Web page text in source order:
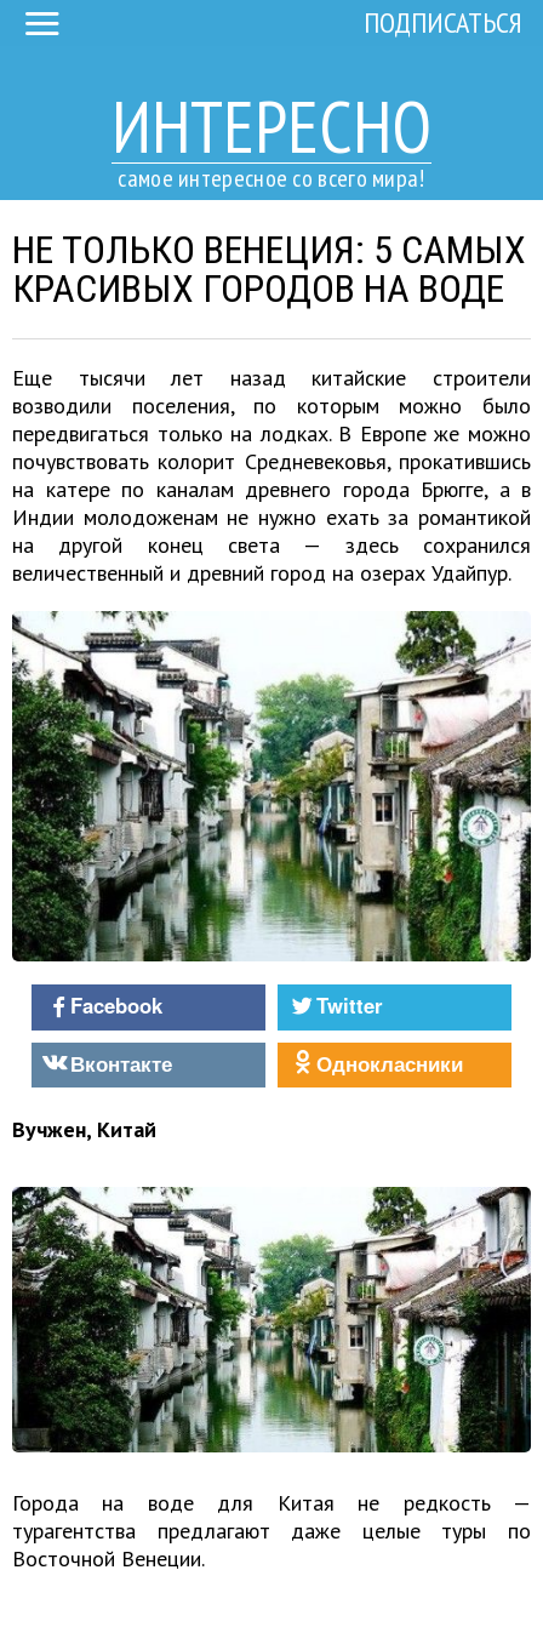
ИНТЕРЕСНО
самое интересное со всего мира!
ПОДПИСАТЬСЯ
НЕ ТОЛЬКО ВЕНЕЦИЯ: 5 САМЫХ
КРАСИВЫХ ГОРОДОВ НА ВОДЕ
Еще тысячи лет назад китайские строители
возводили поселения, по которым можно было
передвигаться только на лодках. В Европе же можно
почувствовать колорит Средневековья, прокатившись
на катере по каналам древнего города Брюгге, а в
Индии молодоженам не нужно ехать за романтикой
на другой конец света — здесь сохранился
величественный и древний город на озерах Удайпур.
Facebook
Twitter
Вконтакте
Однокласники
Вучжен, Китай
Города на воде для Китая не редкость —
турагентства предлагают даже целые туры по
Восточной Венеции.